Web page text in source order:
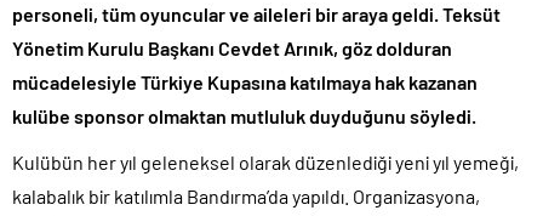
personeli, tüm oyuncular ve aileleri bir araya geldi. Teksüt
Yönetim Kurulu Başkanı Cevdet Arınık, göz dolduran
mücadelesiyle Türkiye Kupasına katılmaya hak kazanan
kulübe sponsor olmaktan mutluluk duyduğunu söyledi.
Kulübün her yıl geleneksel olarak düzenlediği yeni yıl yemeği,
kalabalık bir katılımla Bandırma’da yapıldı. Organizasyona,